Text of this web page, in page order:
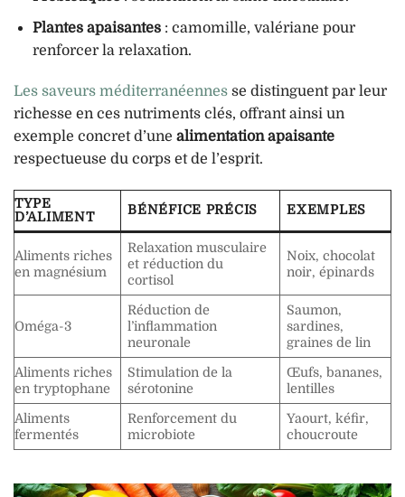
Plantes apaisantes: camomille, valériane pour
renforcer la relaxation.
Les saveurs méditerranéennes se distinguent par leur
richesse en ces nutriments clés, offrant ainsi un
exemple concret d’une alimentation apaisante
respectueuse du corps et de l’esprit.
TYPE
D’ALIMENT
BÉNÉFICE PRÉCIS EXEMPLES
Aliments riches
en magnésium
Relaxation musculaire
et réduction du
cortisol
Noix, chocolat
noir, épinards
Oméga-3
Réduction de
l’inflammation
neuronale
Saumon,
sardines,
graines de lin
Aliments riches
en tryptophane
Stimulation de la
sérotonine
Œufs, bananes,
lentilles
Aliments
fermentés
Renforcement du
microbiote
Yaourt, kéfir,
choucroute